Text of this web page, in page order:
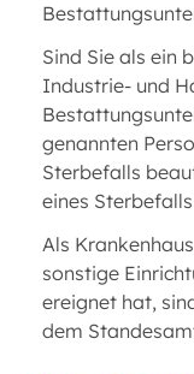
Sind Sie als ein
Industrie- und
genannten
Sterbefalls
eines
Als
sonstige
ereignet hat,
dem